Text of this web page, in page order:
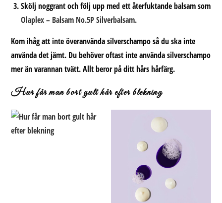
Skölj noggrant och följ upp med ett återfuktande balsam som
Olaplex – Balsam No.5P Silverbalsam.
Kom ihåg att inte överanvända silverschampo så du ska inte
använda det jämt. Du behöver oftast inte använda silverschampo
mer än varannan tvätt. Allt beror på ditt hårs hårfärg.
Hur får man bort gult hår efter blekning